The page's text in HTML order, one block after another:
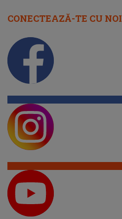
CONECTEAZĂ-TE CU NOI